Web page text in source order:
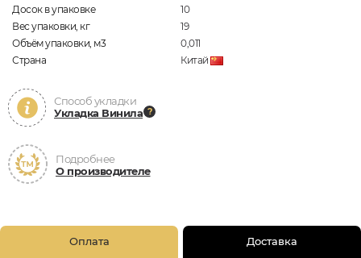
Досок в упаковке
10
Вес упаковки, кг
19
Объём упаковки, м3
0,011
Страна
Китай
Способ укладки
Укладка Винила
Подробнее
О производителе
Оплата Доставка